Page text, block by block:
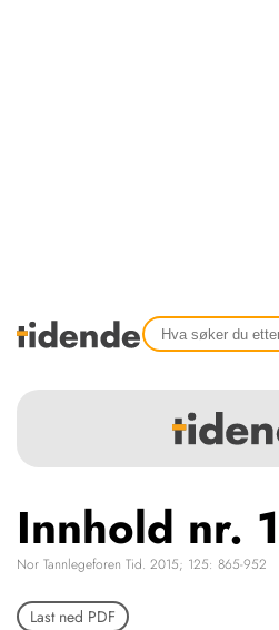
Tidligere utgaver
NETTBUTIKK
HENVISNINGER
KURSKALENDER
Innhold nr.
Nor Tannlegeforen Tid. 2015; 125: 865-952
Last ned PDF